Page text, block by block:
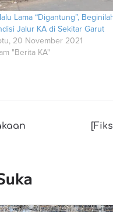
Lama “Digantung”,
Jalur KA di Sekitar Garut
20 November 2021
"Berita KA"